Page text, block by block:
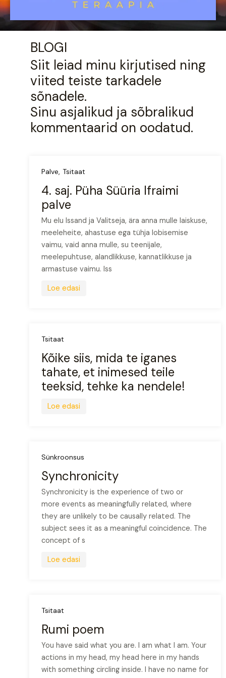
BLOGI
Siit leiad minu kirjutised ning
viited teiste tarkadele
sõnadele.
Sinu asjalikud ja sõbralikud
kommentaarid on oodatud.
Palve Tsitaat
4. saj. Püha Süüria Ifraimi
palve
Mu elu Issand ja Valitseja, ära anna mulle laiskuse,
meeleheite, ahastuse ega tühja lobisemise
vaimu, vaid anna mulle, su teenijale,
meelepuhtuse, alandlikkuse, kannatlikkuse ja
armastuse vaimu. Iss
Loe edasi
Tsitaat
Kõike siis, mida te iganes
tahate, et inimesed teile
teeksid, tehke ka nendele!
Loe edasi
Sünkroonsus
Synchronicity
Synchronicity is the experience of two or
more events as meaningfully related, where
they are unlikely to be causally related. The
subject sees it as a meaningful coincidence. The
concept of s
Loe edasi
Tsitaat
Rumi poem
You have said what you are. I am what I am. Your
actions in my head, my head here in my hands
with something circling inside. I have no name for